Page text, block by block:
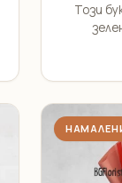
Този